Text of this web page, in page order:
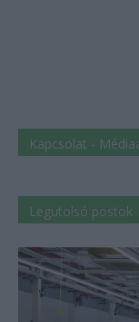
Kapcsolat -
Legutolsó postok